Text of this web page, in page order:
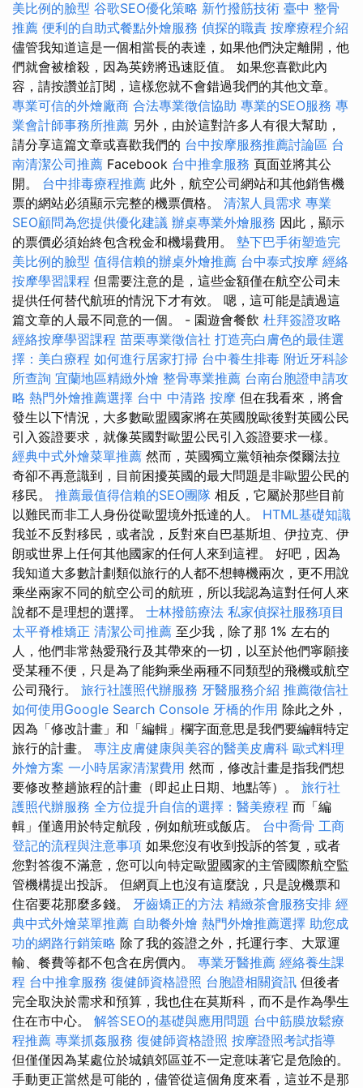
美比例的臉型 谷歌SEO優化策略 新竹撥筋技術 臺中 整骨
推薦 便利的自助式餐點外燴服務 偵探的職責 按摩療程介紹
儘管我知道這是一個相當長的表達，如果他們決定離開，他
們就會被槍殺，因為英鎊將迅速貶值。 如果您喜歡此內
容，請按讚並訂閱，這樣您就不會錯過我們的其他文章。
專業可信的外燴廠商 合法專業徵信協助 專業的SEO服務 專
業會計師事務所推薦 另外，由於這對許多人有很大幫助，
請分享這篇文章或喜歡我們的 台中按摩服務推薦討論區 台
南清潔公司推薦 Facebook 台中推拿服務 頁面並將其公
開。 台中排毒療程推薦 此外，航空公司網站和其他銷售機
票的網站必須顯示完整的機票價格。 清潔人員需求 專業
SEO顧問為您提供優化建議 辦桌專業外燴服務 因此，顯示
的票價必須始終包含稅金和機場費用。 墊下巴手術塑造完
美比例的臉型 值得信賴的辦桌外燴推薦 台中泰式按摩 經絡
按摩學習課程 但需要注意的是，這些金額僅在航空公司未
提供任何替代航班的情況下才有效。 嗯，這可能是讀過這
篇文章的人最不同意的一個。 - 園遊會餐飲 杜拜簽證攻略
經絡按摩學習課程 苗栗專業徵信社 打造亮白膚色的最佳選
擇：美白療程 如何進行居家打掃 台中養生排毒 附近牙科診
所查詢 宜蘭地區精緻外燴 整骨專業推薦 台南台胞證申請攻
略 熱門外燴推薦選擇 台中 中清路 按摩 但在我看來，將會
發生以下情況，大多數歐盟國家將在英國脫歐後對英國公民
引入簽證要求，就像英國對歐盟公民引入簽證要求一樣。
經典中式外燴菜單推薦 然而，英國獨立黨領袖奈傑爾法拉
奇卻不再意識到，目前困擾英國的最大問題是非歐盟公民的
移民。 推薦最值得信賴的SEO團隊 相反，它屬於那些目前
以難民而非工人身份從歐盟境外抵達的人。 HTML基礎知識
我並不反對移民，或者說，反對來自巴基斯坦、伊拉克、伊
朗或世界上任何其他國家的任何人來到這裡。 好吧，因為
我知道大多數計劃類似旅行的人都不想轉機兩次，更不用說
乘坐兩家不同的航空公司的航班，所以我認為這對任何人來
說都不是理想的選擇。 士林撥筋療法 私家偵探社服務項目
太平脊椎矯正 清潔公司推薦 至少我，除了那 1% 左右的
人，他們非常熱愛飛行及其帶來的一切，以至於他們寧願接
受某種不便，只是為了能夠乘坐兩種不同類型的飛機或航空
公司飛行。 旅行社護照代辦服務 牙醫服務介紹 推薦徵信社
如何使用Google Search Console 牙橋的作用 除此之外，
因為「修改計畫」和「編輯」欄字面意思是我們要編輯特定
旅行的計畫。 專注皮膚健康與美容的醫美皮膚科 歐式料理
外燴方案 一小時居家清潔費用 然而，修改計畫是指我們想
要修改整趟旅程的計畫（即起止日期、地點等）。 旅行社
護照代辦服務 全方位提升自信的選擇：醫美療程 而「編
輯」僅適用於特定航段，例如航班或飯店。 台中喬骨 工商
登記的流程與注意事項 如果您沒有收到投訴的答复，或者
您對答復不滿意，您可以向特定歐盟國家的主管國際航空監
管機構提出投訴。 但網頁上也沒有這麼說，只是說機票和
住宿要花那麼多錢。 牙齒矯正的方法 精緻茶會服務安排 經
典中式外燴菜單推薦 自助餐外燴 熱門外燴推薦選擇 助您成
功的網路行銷策略 除了我的簽證之外，托運行李、大眾運
輸、餐費等都不包含在房價內。 專業牙醫推薦 經絡養生課
程 台中推拿服務 復健師資格證照 台胞證相關資訊 但後者
完全取決於需求和預算，我也住在莫斯科，而不是作為學生
住在市中心。 解答SEO的基礎與應用問題 台中筋膜放鬆療
程推薦 專業抓姦服務 復健師資格證照 按摩證照考試指導
但僅僅因為某處位於城鎮郊區並不一定意味著它是危險的。
手動更正當然是可能的，儘管從這個角度來看，這並不是那